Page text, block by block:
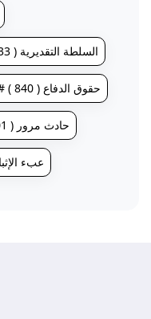
# السلطة التقديرية ( 933 )
# حقوق الدفاع ( 840 )
# حادث مرور ( 701 )
# عبء